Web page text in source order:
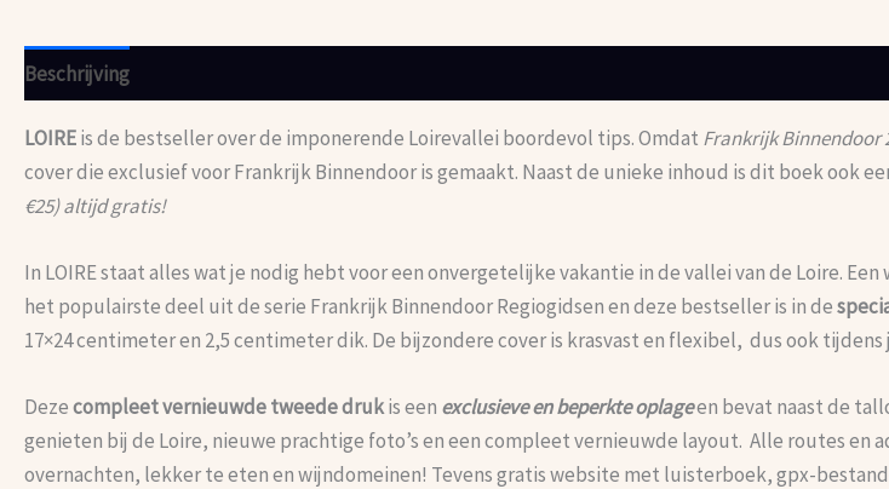
Beschrijving
LOIREis de bestseller over de imponerende Loirevallei boordevol tips. Omdat Frankrijk Binnendoor
cover die exclusief voor Frankrijk Binnendoor is gemaakt. Naast de unieke inhoud is dit boek ook
€25) altijd gratis!
In LOIRE staat alles wat je nodig hebt voor een onvergetelijke vakantie in de vallei van de Loire.
het populairste deel uit de serie Frankrijk Binnendoor Regiogidsen en deze bestseller is in de
17×24 centimeter en 2,5 centimeter dik. De bijzondere cover is krasvast en flexibel, dus ook
Dezecompleet vernieuwde tweede drukis een exclusieve en beperkte oplageen bevat naast de
genieten bij de Loire, nieuwe prachtige foto’s en een compleet vernieuwde layout. Alle routes en
overnachten, lekker te eten en wijndomeinen! Tevens gratis website met luisterboek, gpx-